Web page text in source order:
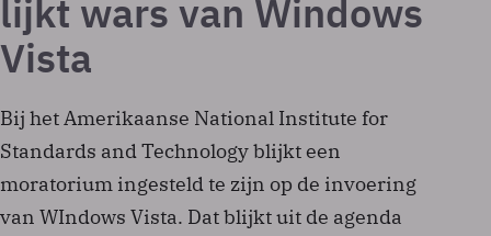
lijkt wars van Windows
Vista
Bij het Amerikaanse National Institute for
Standards and Technology blijkt een
moratorium ingesteld te zijn op de invoering
van WIndows Vista. Dat blijkt uit de agenda